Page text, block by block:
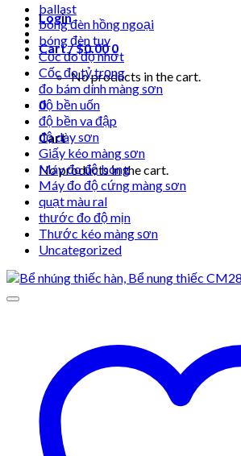
Login
Cart /$0.00 0
No products in the cart.
0
Cart
No products in the cart.
ballast
bóng đèn hồng ngoại
bóng đèn tuv
Cốc đo độ nhớt
Cốc đo tỷ trọng
đo bám dính màng sơn
độ bền uốn
độ bền va đập
độ dày sơn
Giấy kéo màng sơn
Máy đo độ bóng
Máy đo độ cứng màng sơn
quạt màu ral
thước đo độ mịn
Thước kéo màng sơn
Uncategorized